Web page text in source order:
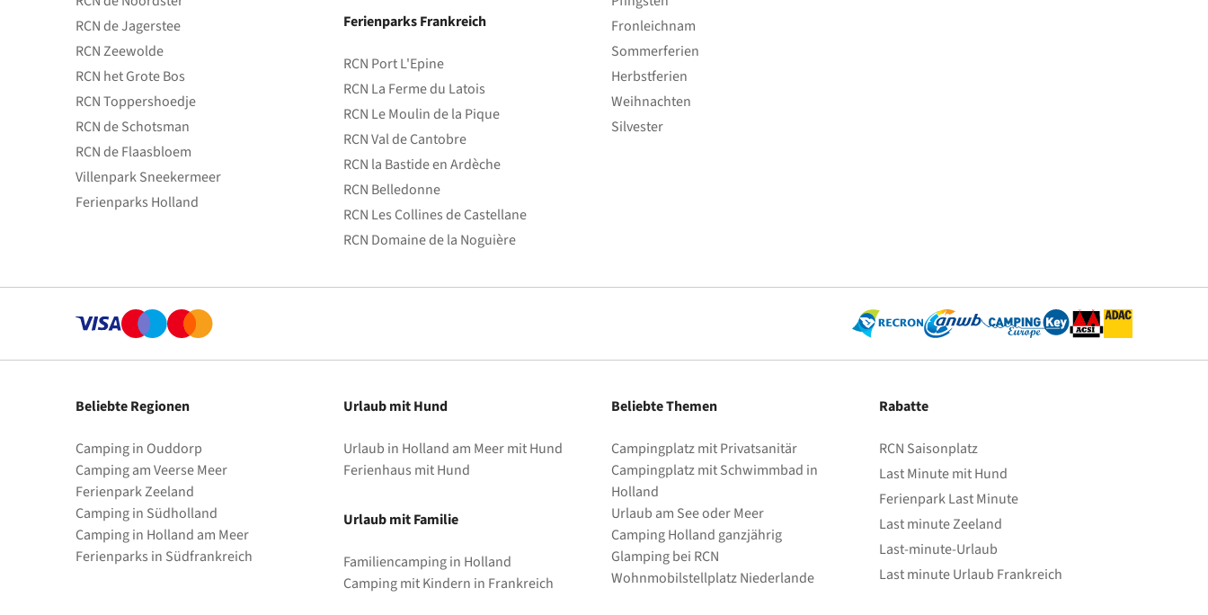
RCN de Jagerstee
RCN Zeewolde
RCN het Grote Bos
RCN Toppershoedje
RCN de Schotsman
RCN de Flaasbloem
Villenpark Sneekermeer
Ferienparks Holland
Ferienparks Frankreich
RCN Port L'Epine
RCN La Ferme du Latois
RCN Le Moulin de la Pique
RCN Val de Cantobre
RCN la Bastide en Ardèche
RCN Belledonne
RCN Les Collines de Castellane
RCN Domaine de la Noguière
Fronleichnam
Sommerferien
Herbstferien
Weihnachten
Silvester
Beliebte Regionen
Camping in Ouddorp
Camping am Veerse Meer
Ferienpark Zeeland
Camping in Südholland
Camping in Holland am Meer
Ferienparks in Südfrankreich
Urlaub mit Hund
Urlaub in Holland am Meer mit Hund
Ferienhaus mit Hund
Urlaub mit Familie
Familiencamping in Holland
Camping mit Kindern in Frankreich
Beliebte Themen
Campingplatz mit Privatsanitär
Campingplatz mit Schwimmbad in
Holland
Urlaub am See oder Meer
Camping Holland ganzjährig
Glamping bei RCN
Wohnmobilstellplatz Niederlande
Rabatte
RCN Saisonplatz
Last Minute mit Hund
Ferienpark Last Minute
Last minute Zeeland
Last-minute-Urlaub
Last minute Urlaub Frankreich